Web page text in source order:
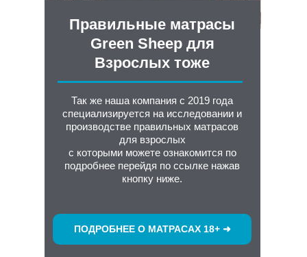
ПОДРОБНЕЕ О МАТРАСАХ 18+ ➜
Правильные матрасы
Green Sheep для
Взрослых тоже
Так же наша компания с 2019 года
специализируется на исследовании и
производстве правильных матрасов
для взрослых
с которыми можете ознакомится по
подробнее перейдя по ссылке нажав
кнопку ниже.